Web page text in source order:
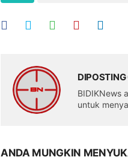
DIPOSTING
BIDIKNews
untuk
ANDA MUNGKIN